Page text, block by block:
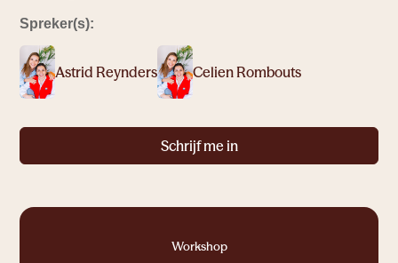
1 tot 2
Colab
Corner
Spreker(s):
Astrid Reynders Celien Rombouts
Schrijf me in
Workshop